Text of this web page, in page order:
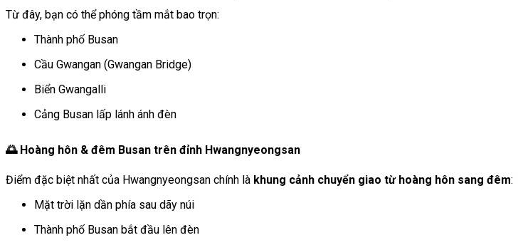
Từ đây, bạn có thể phóng tầm mắt bao trọn:
Thành phố Busan
Cầu Gwangan (Gwangan Bridge)
Biển Gwangalli
Cảng Busan lấp lánh ánh đèn
🌅 Hoàng hôn & đêm Busan trên đỉnh Hwangnyeongsan
Điểm đặc biệt nhất của Hwangnyeongsan chính là khung cảnh chuyển giao từ hoàng hôn sang đêm:
Mặt trời lặn dần phía sau dãy núi
Thành phố Busan bắt đầu lên đèn